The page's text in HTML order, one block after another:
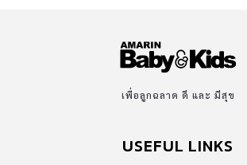
เพื่อลูกฉลาด ดี และ มีสุข
USEFUL LINKS